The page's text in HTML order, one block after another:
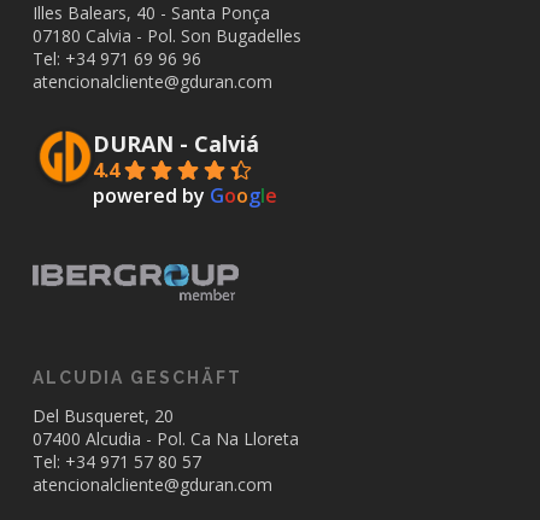
Illes Balears, 40 - Santa Ponça
07180 Calvia - Pol. Son Bugadelles
Tel: +34 971 69 96 96
atencionalcliente@gduran.com
DURAN - Calviá
4.4
powered by Google
ALCUDIA GESCHÄFT
Del Busqueret, 20
07400 Alcudia - Pol. Ca Na Lloreta
Tel: +34 971 57 80 57
atencionalcliente@gduran.com